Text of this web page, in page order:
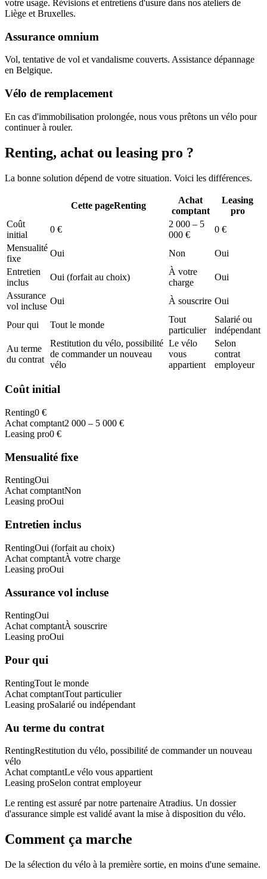
votre usage. Révisions et entretiens d'usure dans nos ateliers de
Liège et Bruxelles.
Assurance omnium
Vol, tentative de vol et vandalisme couverts. Assistance dépannage
en Belgique.
Vélo de remplacement
En cas d'immobilisation prolongée, nous vous prêtons un vélo pour
continuer à rouler.
Renting, achat ou leasing pro ?
La bonne solution dépend de votre situation. Voici les différences.
Cette pageRenting
Achat
comptant
Leasing
pro
Coût
initial
0 €
2 000 – 5
000 €
0 €
Mensualité
fixe
Oui Non
Oui
Entretien
inclus
Oui (forfait au choix)
À votre
charge
Oui
Assurance
vol incluse
Oui À souscrire Oui
Pour qui Tout le monde
Tout
particulier
Salarié ou
indépendant
Au terme
du contrat
Restitution du vélo, possibilité
de commander un nouveau
vélo
Le vélo
vous
appartient
Selon
contrat
employeur
Coût initial
Renting0 €
Achat comptant2 000 – 5 000 €
Leasing pro0 €
Mensualité fixe
RentingOui
Achat comptantNon
Leasing proOui
Entretien inclus
RentingOui (forfait au choix)
Achat comptantÀ votre charge
Leasing proOui
Assurance vol incluse
RentingOui
Achat comptantÀ souscrire
Leasing proOui
Pour qui
RentingTout le monde
Achat comptantTout particulier
Leasing proSalarié ou indépendant
Au terme du contrat
RentingRestitution du vélo, possibilité de commander un nouveau
vélo
Achat comptantLe vélo vous appartient
Leasing proSelon contrat employeur
Le renting est assuré par notre partenaire Atradius. Un dossier
d'assurance simple est validé avant la mise à disposition du vélo.
Comment ça marche
De la sélection du vélo à la première sortie, en moins d'une semaine.